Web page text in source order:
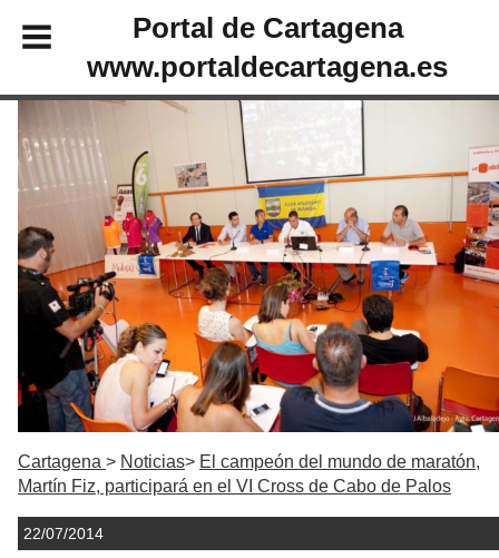
Portal de Cartagena
www.portaldecartagena.es
Cartagena Noticias
El campeón del mundo de maratón,
Martín Fiz, participará en el VI Cross de Cabo de Palos
22/07/2014